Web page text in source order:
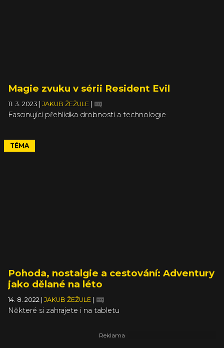
Magie zvuku v sérii Resident Evil
11. 3. 2023 JAKUB ŽEŽULE
Fascinující přehlídka drobností a technologie
TÉMA
Pohoda, nostalgie a cestování: Adventury
jako dělané na léto
14. 8. 2022 JAKUB ŽEŽULE
Některé si zahrajete i na tabletu